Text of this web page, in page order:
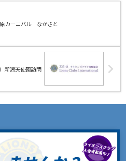
カーニバル なかさと
新潟天使園訪問